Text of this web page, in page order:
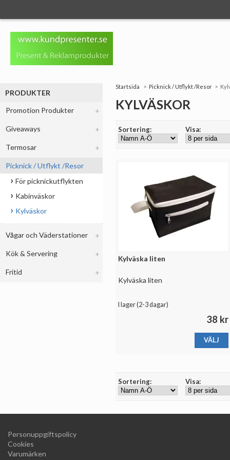
PRODUKTER
Promotion Produkter
Giveaways
Termosar
Picknick / Utflykt /Resor
För picknickutflykten
Kabinväskor
Kylväskor
Vågar och Väderstationer
Kök & Servering
Fritid
Startsida Picknick / Utflykt /Resor
KYLVÄSKOR
Sortering: Visa:
Kylväska liten
Kylväska liten
I lager (2-3 dagar)
38 kr
VÄLJ
Sortering: Visa:
Personuppgiftspolicy
Cookies
Varumärken